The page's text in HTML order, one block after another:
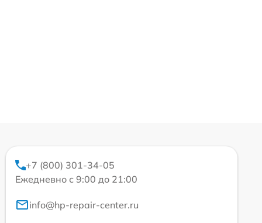
+7 (800) 301-34-05
Ежедневно с 9:00 до 21:00
info@hp-repair-center.ru